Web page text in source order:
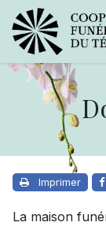
Imprimer
La maison